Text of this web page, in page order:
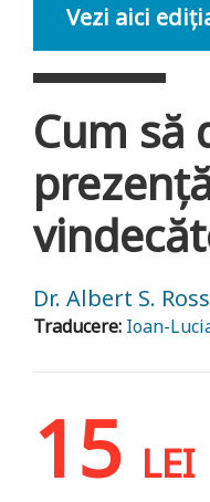
Vezi aici
Cum să
Dr. Albert S.
Traducere: Ioan-
15 LEI